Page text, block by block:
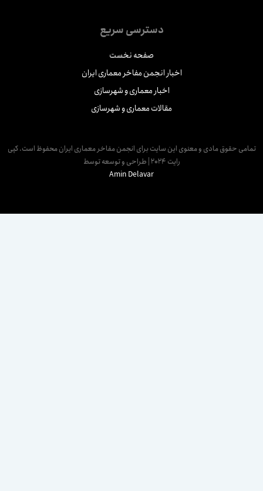
دسترسی سریع
صفحه نخست
اخبار انجمن مفاخر معماری ایران
اخبار معماری و شهرسازی
مقالات معماری و شهرسازی
حقوق مادی و معنوی این سایت برای انجمن مفاخر معماری ایران محفوظ است. کپی
رایت 2024 | طراحی و توسعه توسط
Amin Delavar